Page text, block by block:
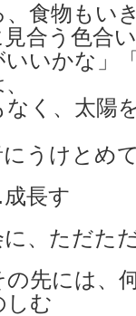
食物もい
見合う色合
いいかな
く、太陽
うけとめ
長す
に、ただた
先には、
しむ